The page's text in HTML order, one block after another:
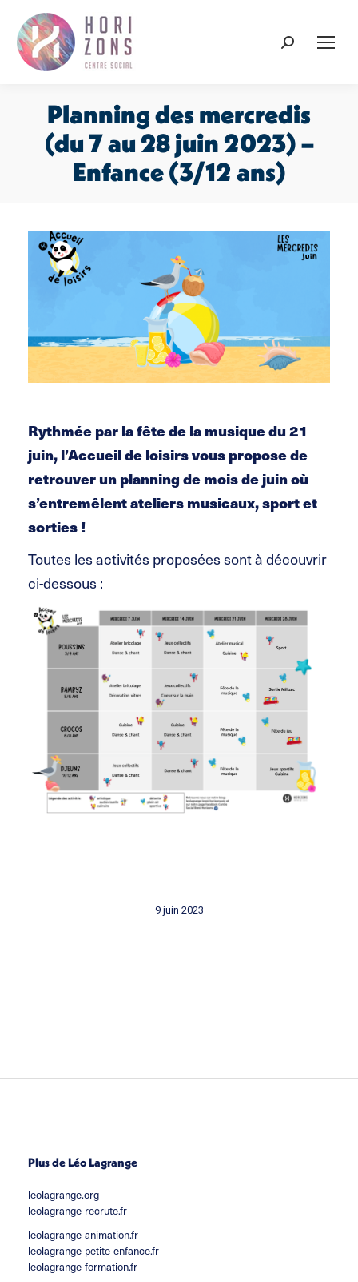
Recherche
Planning des mercredis
(du 7 au 28 juin 2023) –
Enfance (3/12 ans)
Rythmée par la fête de la musique du 21
juin, l’Accueil de loisirs vous propose de
retrouver un planning de mois de juin où
s’entremêlent ateliers musicaux, sport et
sorties !
Toutes les activités proposées sont à découvrir
ci-dessous :
9 juin 2023
Plus de Léo Lagrange
leolagrange.org
leolagrange-recrute.fr
leolagrange-animation.fr
leolagrange-petite-enfance.fr
leolagrange-formation.fr